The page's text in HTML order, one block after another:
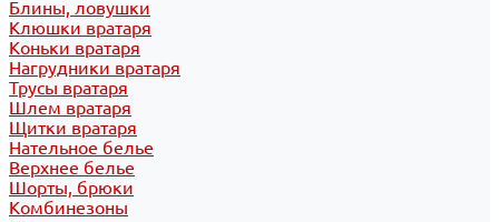
Блины, ловушки
Клюшки вратаря
Коньки вратаря
Нагрудники вратаря
Трусы вратаря
Шлем вратаря
Щитки вратаря
Нательное белье
Верхнее белье
Шорты, брюки
Комбинезоны